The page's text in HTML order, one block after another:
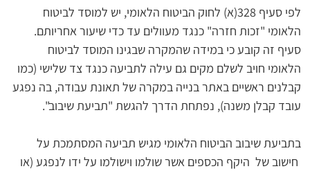
לפי סעיף 328(א) לחוק הביטוח הלאומי, יש למוסד לביטוח
הלאומי "זכות חזרה" כנגד מעוולים עד כדי שיעור אחריותם.
סעיף זה קובע כי במידה שהמקרה שבגינו המוסד לביטוח
הלאומי חויב לשלם מקים גם עילה לתביעה כנגד צד שלישי (כמו
קבלנים ראשיים באתר בנייה במקרה של תאונת עבודה, בה נפגע
בתביעת שיבוב הביטוח הלאומי מגיש תביעה המסתמכת על
חישוב של  היקף הכספים אשר שולמו וישולמו על ידו לנפגע (או